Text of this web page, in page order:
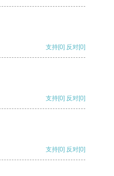
支持[0] 反对[0]
支持[0] 反对[0]
支持[0] 反对[0]